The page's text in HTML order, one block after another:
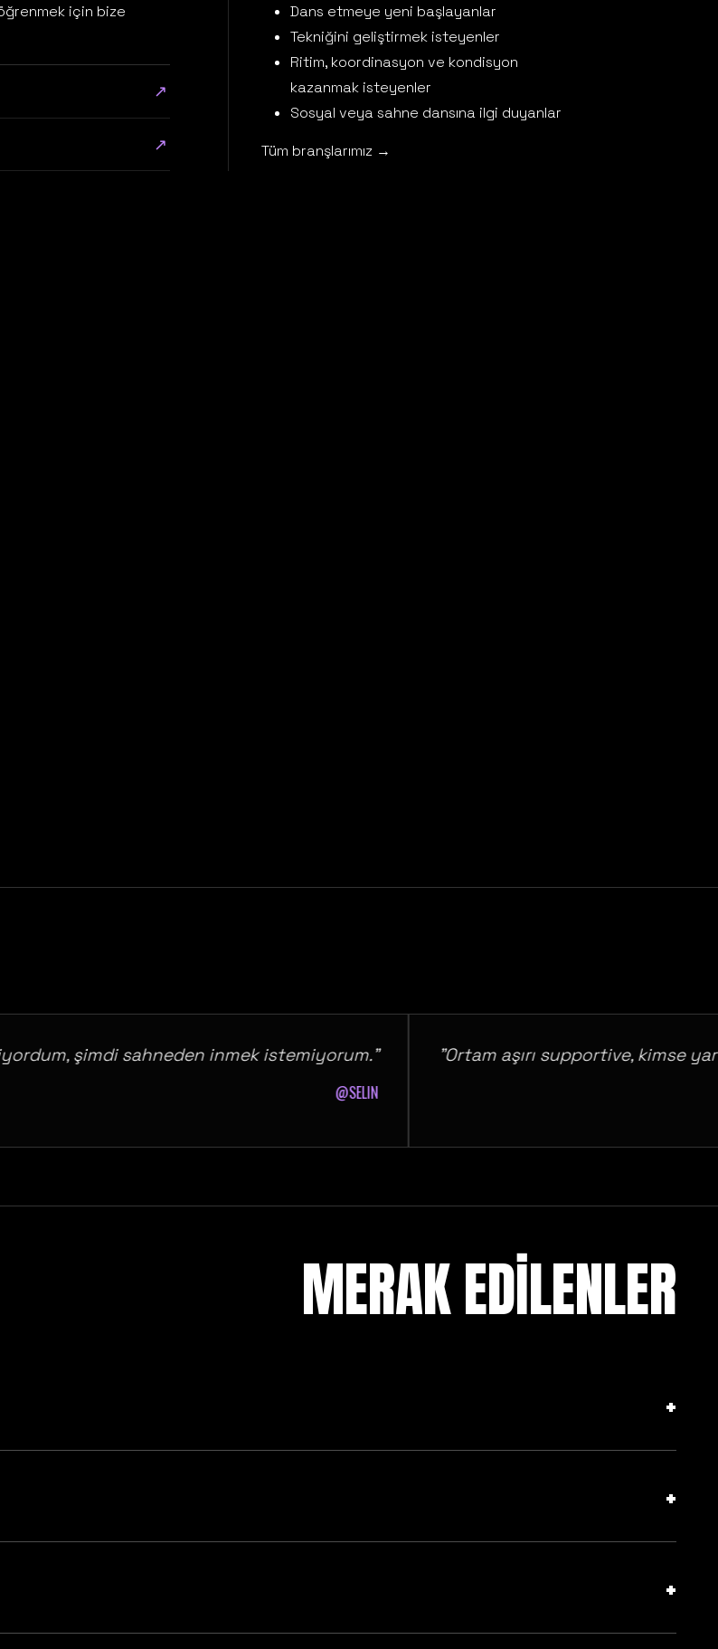
için bize
↗
↗
Dans etmeye yeni başlayanlar
Tekniğini geliştirmek isteyenler
Ritim, koordinasyon ve kondisyon
kazanmak isteyenler
Sosyal veya sahne dansına ilgi duyanlar
Tüm branşlarımız →
şimdi sahneden inmek istemiyorum."
@SELIN
"Ortam aşırı supportive, kimse
MERAK EDİLENLER
+
+
+